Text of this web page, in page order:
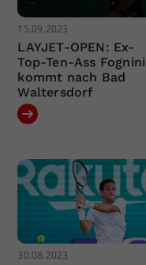
15.09.2023
LAYJET-OPEN: Ex-
Top-Ten-Ass Fognini
kommt nach Bad
Waltersdorf
30.08.2023